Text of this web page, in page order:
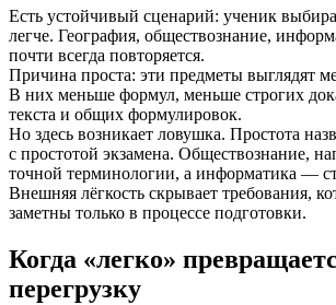
Есть устойчивый сценарий: ученик
легче. География, обществознание,
почти всегда повторяется.
Причина проста: эти предметы выглядят
В них меньше формул, меньше строгих
текста и общих формулировок.
Но здесь возникает ловушка. Простота
с простотой экзамена. Обществознание,
точной терминологии, а информатика —
Внешняя лёгкость скрывает требования,
заметны только в процессе подготовки.
Когда «легко»
перегрузку